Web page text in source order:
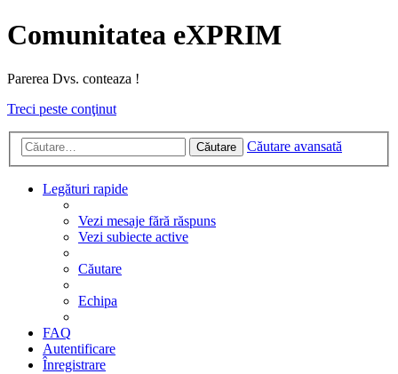
Comunitatea eXPRIM
Parerea Dvs. conteaza !
Treci peste conţinut
Căutare Căutare avansată
Legături rapide
Vezi mesaje fără răspuns
Vezi subiecte active
Căutare
Echipa
FAQ
Autentificare
Înregistrare